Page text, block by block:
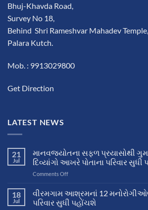
Bhuj-Khavda Road,
Survey No 18,
Behind Shri Rameshvar Mahadev Temple,
Palara Kutch.
Mob. : 9913029800
Get Direction
LATEST NEWS
21
Jul
માનવજ્યોતના સફળ પ્રયાસોથી
દિવ્યાંગો આખરે પોતાના પરિવાર સુધી
Comments Offon
સફળ
પ્રયાસોથી
ગુમ
18
Jul
વીરમગામ આશ્રમનાં 12
પરિવાર સુધી પહોંચશે